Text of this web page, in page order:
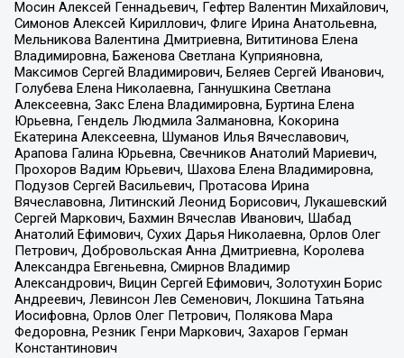
Мосин Алексей Геннадьевич, Гефтер Валентин Михайлович,
Симонов Алексей Кириллович, Флиге Ирина Анатольевна,
Мельникова Валентина Дмитриевна, Вититинова Елена
Владимировна, Баженова Светлана Куприяновна,
Максимов Сергей Владимирович, Беляев Сергей Иванович,
Голубева Елена Николаевна, Ганнушкина Светлана
Алексеевна, Закс Елена Владимировна, Буртина Елена
Юрьевна, Гендель Людмила Залмановна, Кокорина
Екатерина Алексеевна, Шуманов Илья Вячеславович,
Арапова Галина Юрьевна, Свечников Анатолий Мариевич,
Прохоров Вадим Юрьевич, Шахова Елена Владимировна,
Подузов Сергей Васильевич, Протасова Ирина
Вячеславовна, Литинский Леонид Борисович, Лукашевский
Сергей Маркович, Бахмин Вячеслав Иванович, Шабад
Анатолий Ефимович, Сухих Дарья Николаевна, Орлов Олег
Петрович, Добровольская Анна Дмитриевна, Королева
Александра Евгеньевна, Смирнов Владимир
Александрович, Вицин Сергей Ефимович, Золотухин Борис
Андреевич, Левинсон Лев Семенович, Локшина Татьяна
Иосифовна, Орлов Олег Петрович, Полякова Мара
Федоровна, Резник Генри Маркович, Захаров Герман
Константинович